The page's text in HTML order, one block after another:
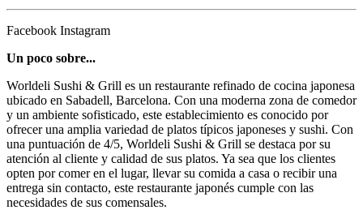
Facebook Instagram
Un poco sobre...
Worldeli Sushi & Grill es un restaurante refinado de cocina japonesa
ubicado en Sabadell, Barcelona. Con una moderna zona de comedor
y un ambiente sofisticado, este establecimiento es conocido por
ofrecer una amplia variedad de platos típicos japoneses y sushi. Con
una puntuación de 4/5, Worldeli Sushi & Grill se destaca por su
atención al cliente y calidad de sus platos. Ya sea que los clientes
opten por comer en el lugar, llevar su comida a casa o recibir una
entrega sin contacto, este restaurante japonés cumple con las
necesidades de sus comensales.